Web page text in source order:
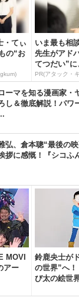
・てぃ
の“お
いま最も相
先生がアド
てつだい”
PR(アタック・
ーマを知る漫画家・
し＆徹底解説！パワ
弘、倉本聰“最後の映
拶に感慨！『シコふ
MOVI
アー
鈴鹿央士が
の世界”へ
び太の絵世